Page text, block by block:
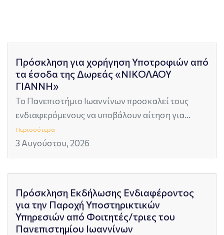
Πρόσκληση για χορήγηση Υποτροφιών από
τα έσοδα της Δωρεάς «ΝΙΚΟΛΑΟΥ
ΓΙΑΝΝΗ»
Το Πανεπιστήμιο Ιωαννίνων προσκαλεί τους
ενδιαφερόμενους να υποβάλουν αίτηση για...
Περισσότερα
3 Αυγούστου, 2026
Πρόσκληση Εκδήλωσης Ενδιαφέροντος
για την Παροχή Υποστηρικτικών
Υπηρεσιών από Φοιτητές/τριες του
Πανεπιστημίου Ιωαννίνων